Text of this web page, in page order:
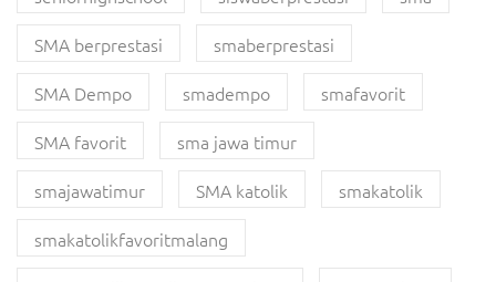
SMA berprestasi
smaberprestasi
SMA Dempo
smadempo
smafavorit
SMA favorit
sma jawa timur
smajawatimur
SMA katolik
smakatolik
smakatolikfavoritmalang